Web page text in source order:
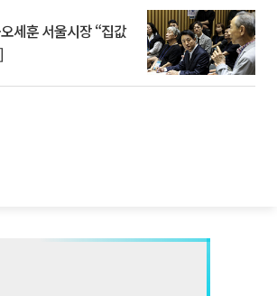
세훈 서울시장 “집값